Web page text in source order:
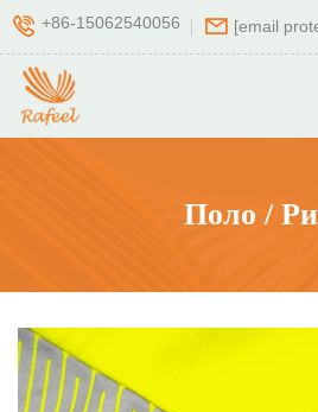
+86-15062540056 [email
Поло /